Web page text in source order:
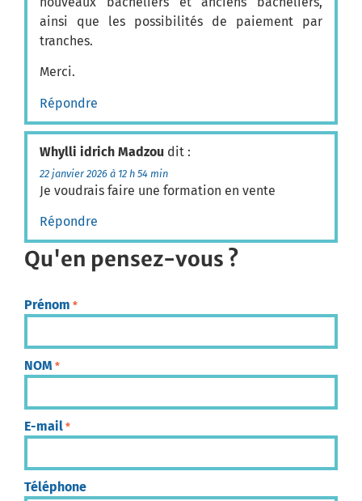
ainsi que les possibilités de paiement par
tranches.
Merci.
Répondre
Whylli idrich Madzou dit :
22 janvier 2026 à 12 h 54 min
Je voudrais faire une formation en vente
Répondre
Qu'en pensez-vous ?
Prénom *
NOM *
E-mail *
Téléphone